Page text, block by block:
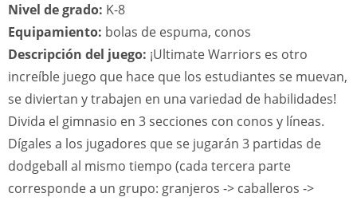
Nivel de grado: K-8
Equipamiento: bolas de espuma, conos
Descripción del juego: ¡Ultimate Warriors es otro
increíble juego que hace que los estudiantes se muevan,
se diviertan y trabajen en una variedad de habilidades!
Divida el gimnasio en 3 secciones con conos y líneas.
Dígales a los jugadores que se jugarán 3 partidas de
dodgeball al mismo tiempo (cada tercera parte
corresponde a un grupo: granjeros -> caballeros ->